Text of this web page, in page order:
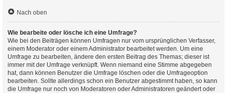
Nach oben
Wie bearbeite oder lösche ich eine Umfrage?
Wie bei den Beiträgen können Umfragen nur vom ursprünglichen Verfasser,
einem Moderator oder einem Administrator bearbeitet werden. Um eine
Umfrage zu bearbeiten, ändere den ersten Beitrag des Themas; dieser ist
immer mit der Umfrage verknüpft. Wenn niemand eine Stimme abgegeben
hat, dann können Benutzer die Umfrage löschen oder die Umfrageoption
bearbeiten. Sollte allerdings schon ein Benutzer abgestimmt haben, so kann
die Umfrage nur noch von Moderatoren oder Administratoren geändert oder